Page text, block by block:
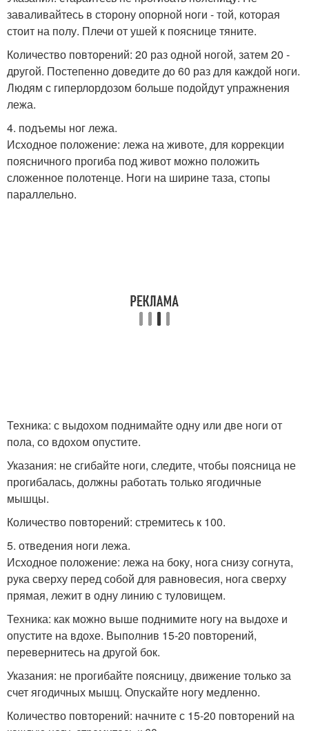
заваливайтесь в сторону опорной ноги - той, которая
стоит на полу. Плечи от ушей к пояснице тяните.
Количество повторений: 20 раз одной ногой, затем 20 -
другой. Постепенно доведите до 60 раз для каждой ноги.
Людям с гиперлордозом больше подойдут упражнения
лежа.
4. подъемы ног лежа.
Исходное положение: лежа на животе, для коррекции
поясничного прогиба под живот можно положить
сложенное полотенце. Ноги на ширине таза, стопы
параллельно.
Техника: с выдохом поднимайте одну или две ноги от
пола, со вдохом опустите.
Указания: не сгибайте ноги, следите, чтобы поясница не
прогибалась, должны работать только ягодичные
мышцы.
Количество повторений: стремитесь к 100.
5. отведения ноги лежа.
Исходное положение: лежа на боку, нога снизу согнута,
рука сверху перед собой для равновесия, нога сверху
прямая, лежит в одну линию с туловищем.
Техника: как можно выше поднимите ногу на выдохе и
опустите на вдохе. Выполнив 15-20 повторений,
перевернитесь на другой бок.
Указания: не прогибайте поясницу, движение только за
счет ягодичных мышц. Опускайте ногу медленно.
Количество повторений: начните с 15-20 повторений на